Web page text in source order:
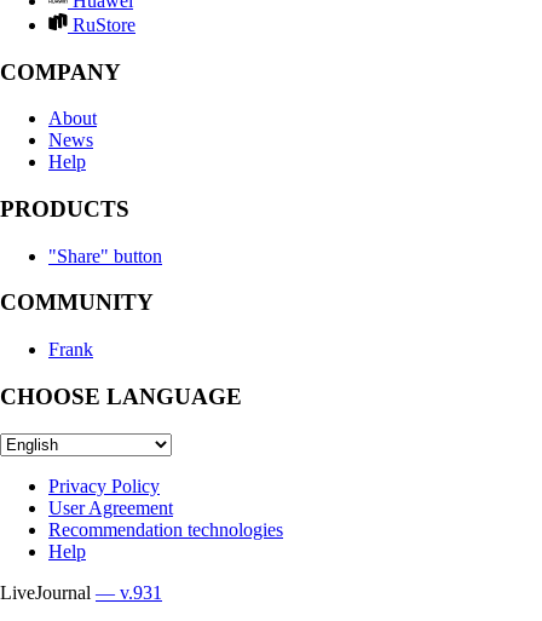
RuStore
COMPANY
About
News
Help
PRODUCTS
"Share" button
COMMUNITY
Frank
CHOOSE LANGUAGE
Privacy Policy
User Agreement
Recommendation technologies
Help
LiveJournal — v.931